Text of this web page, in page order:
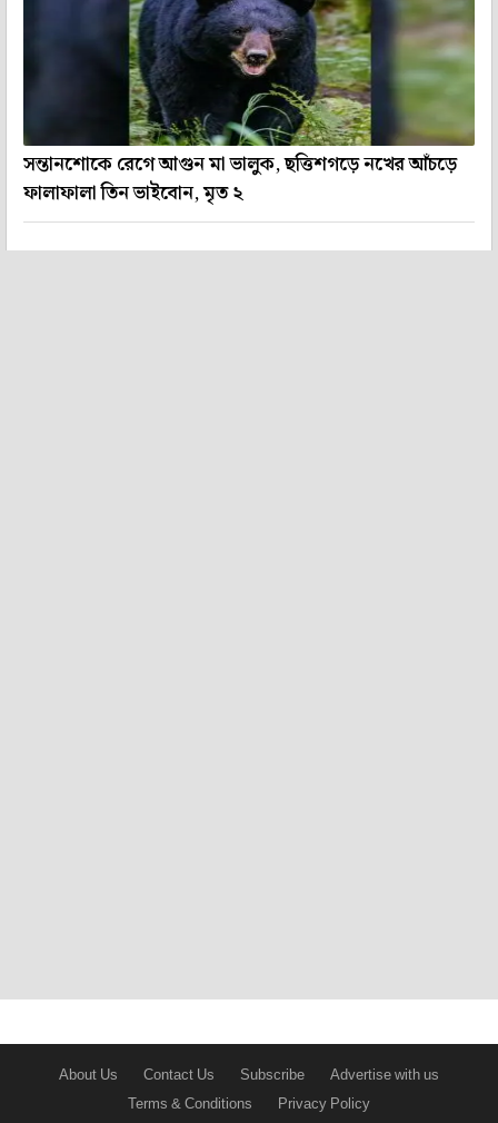
সন্তানশোকে রেগে আগুন মা ভালুক, ছত্তিশগড়ে নখের আঁচড়ে
ফালাফালা তিন ভাইবোন, মৃত ২
About Us Contact Us Subscribe
Advertise with us
Terms & Conditions
Privacy Policy